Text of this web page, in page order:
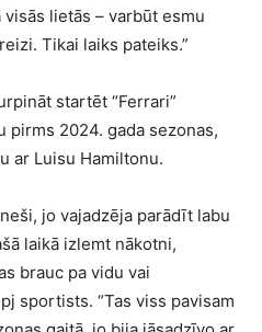
lietās – varbūt esmu
Tikai laiks pateiks.”
startēt “Ferrari”
pirms 2024. gada sezonas,
ar Luisu Hamiltonu.
jo vajadzēja parādīt labu
laikā izlemt nākotni,
brauc pa vidu vai
sportists. “Tas viss pavisam